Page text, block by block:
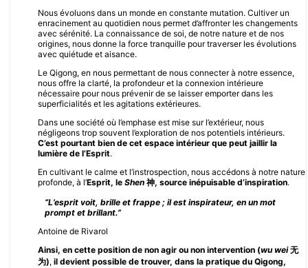
Nous évoluons dans un monde en constante mutation. Cultiver un
enracinement au quotidien nous permet d’affronter les changements
avec sérénité. La connaissance de soi, de notre nature et de nos
origines, nous donne la force tranquille pour traverser les évolutions
avec quiétude et aisance.
Le Qigong, en nous permettant de nous connecter à notre essence,
nous offre la clarté, la profondeur et la connexion intérieure
nécessaire pour nous prévenir de se laisser emporter dans les
superficialités et les agitations extérieures.
Dans une société où l’emphase est mise sur l’extérieur, nous
négligeons trop souvent l’exploration de nos potentiels intérieurs.
C’est pourtant bien de cet espace intérieur que peut jaillir la
lumière de l’Esprit.
En cultivant le calme et l’instrospection, nous accédons à notre nature
profonde, à l’Esprit, leShen 神, source inépuisable d’inspiration.
“L’esprit voit, brille et frappe ; il est inspirateur, en un mot
prompt et brillant.”
Antoine de Rivarol
Ainsi, en cette position de non agir ou non intervention (wu wei无
为), il devient possible de trouver, dans la pratique du Qigong,